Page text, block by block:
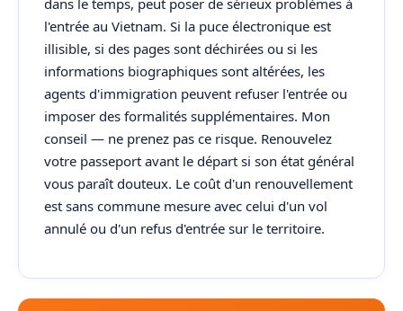
dans le temps, peut poser de sérieux problèmes à
l'entrée au Vietnam. Si la puce électronique est
illisible, si des pages sont déchirées ou si les
informations biographiques sont altérées, les
agents d'immigration peuvent refuser l'entrée ou
imposer des formalités supplémentaires. Mon
conseil — ne prenez pas ce risque. Renouvelez
votre passeport avant le départ si son état général
vous paraît douteux. Le coût d'un renouvellement
est sans commune mesure avec celui d'un vol
annulé ou d'un refus d'entrée sur le territoire.